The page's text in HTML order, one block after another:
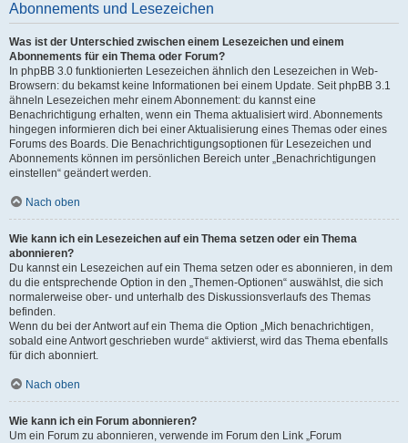
Abonnements und Lesezeichen
Was ist der Unterschied zwischen einem Lesezeichen und einem
Abonnements für ein Thema oder Forum?
In phpBB 3.0 funktionierten Lesezeichen ähnlich den Lesezeichen in Web-
Browsern: du bekamst keine Informationen bei einem Update. Seit phpBB 3.1
ähneln Lesezeichen mehr einem Abonnement: du kannst eine
Benachrichtigung erhalten, wenn ein Thema aktualisiert wird. Abonnements
hingegen informieren dich bei einer Aktualisierung eines Themas oder eines
Forums des Boards. Die Benachrichtigungsoptionen für Lesezeichen und
Abonnements können im persönlichen Bereich unter „Benachrichtigungen
einstellen“ geändert werden.
Nach oben
Wie kann ich ein Lesezeichen auf ein Thema setzen oder ein Thema
abonnieren?
Du kannst ein Lesezeichen auf ein Thema setzen oder es abonnieren, in dem
du die entsprechende Option in den „Themen-Optionen“ auswählst, die sich
normalerweise ober- und unterhalb des Diskussionsverlaufs des Themas
befinden.
Wenn du bei der Antwort auf ein Thema die Option „Mich benachrichtigen,
sobald eine Antwort geschrieben wurde“ aktivierst, wird das Thema ebenfalls
für dich abonniert.
Nach oben
Wie kann ich ein Forum abonnieren?
Um ein Forum zu abonnieren, verwende im Forum den Link „Forum